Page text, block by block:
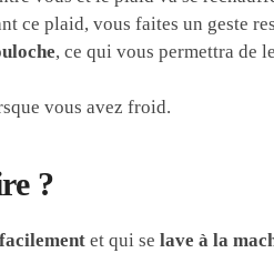
ce plaid, vous faites un geste
, ce qui vous permettra de
vous avez froid.
?
et qui se lave à la